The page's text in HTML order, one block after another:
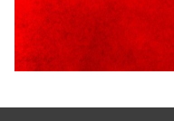
5 Αυγούστου 2026
Ευχαριστήριο
Παρασχάκη Αθανάσιο